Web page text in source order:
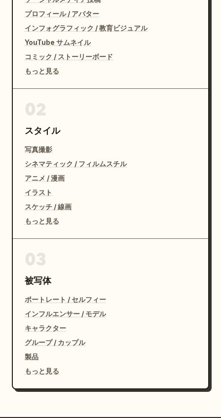
プロフィール / アバター
インフォグラフィック / 教育ビジュアル
YouTube サムネイル
コミック / ストーリーボード
もっと見る
スタイル
写真撮影
シネマティック / フィルムスチル
アニメ / 漫画
イラスト
スケッチ / 線画
もっと見る
被写体
ポートレート / セルフィー
インフルエンサー / モデル
キャラクター
グループ / カップル
製品
もっと見る